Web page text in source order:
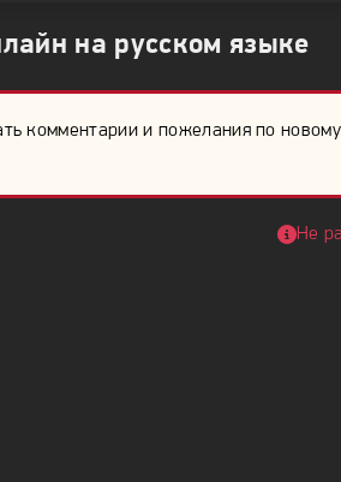
на русском языке
комментарии и пожелания по новому
Не